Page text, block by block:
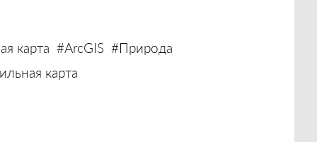
карта #ArcGIS #Природа
карта